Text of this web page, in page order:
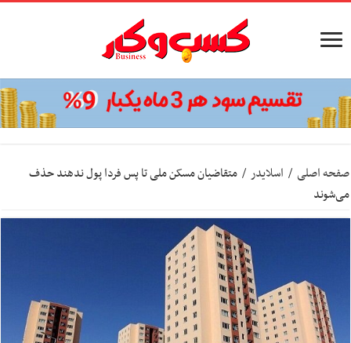
صفحه اصلی / اسلایدر / متقاضیان مسکن ملی تا پس فردا پول ندهند حذف
می‌شوند